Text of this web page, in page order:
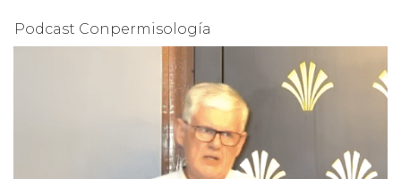
Podcast Conpermisología